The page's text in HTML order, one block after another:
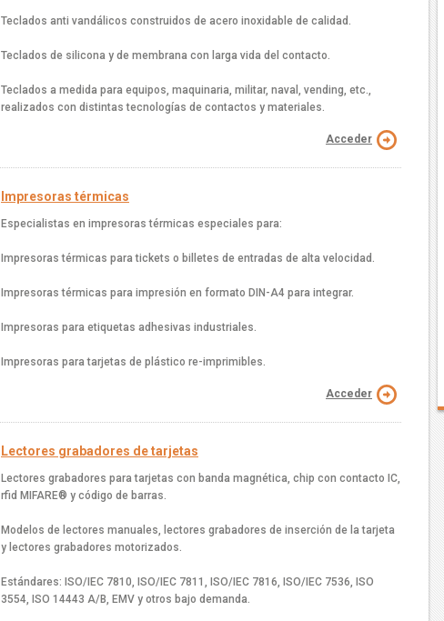
Teclados anti vandálicos construidos de acero inoxidable de calidad.
Teclados de silicona y de membrana con larga vida del contacto.
Teclados a medida para equipos, maquinaria, militar, naval, vending, etc.,
realizados con distintas tecnologías de contactos y materiales.
Acceder
Impresoras térmicas
Especialistas en impresoras térmicas especiales para:
Impresoras térmicas para tickets o billetes de entradas de alta velocidad.
Impresoras térmicas para impresión en formato DIN-A4 para integrar.
Impresoras para etiquetas adhesivas industriales.
Impresoras para tarjetas de plástico re-imprimibles.
Acceder
Lectores grabadores de tarjetas
Lectores grabadores para tarjetas con banda magnética, chip con contacto IC,
rfid MIFARE® y código de barras.
Modelos de lectores manuales, lectores grabadores de inserción de la tarjeta
y lectores grabadores motorizados.
Estándares: ISO/IEC 7810, ISO/IEC 7811, ISO/IEC 7816, ISO/IEC 7536, ISO
3554, ISO 14443 A/B, EMV y otros bajo demanda.